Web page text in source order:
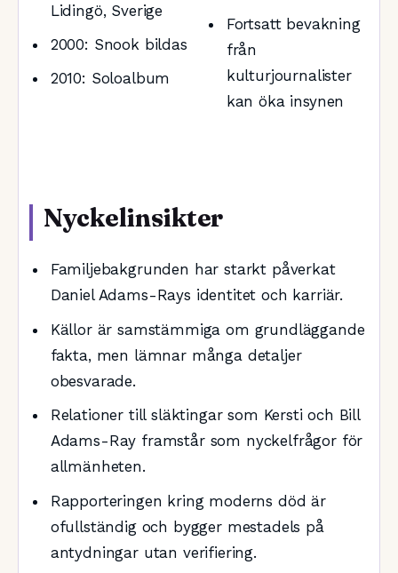
Lidingö, Sverige
2000: Snook bildas
2010: Soloalbum
Fortsatt bevakning
från
kulturjournalister
kan öka insynen
Nyckelinsikter
Familjebakgrunden har starkt påverkat
Daniel Adams-Rays identitet och karriär.
Källor är samstämmiga om grundläggande
fakta, men lämnar många detaljer
obesvarade.
Relationer till släktingar som Kersti och Bill
Adams-Ray framstår som nyckelfrågor för
allmänheten.
Rapporteringen kring moderns död är
ofullständig och bygger mestadels på
antydningar utan verifiering.